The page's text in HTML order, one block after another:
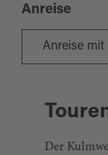
Anreise
Anreise mit
Der